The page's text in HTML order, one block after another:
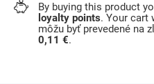
By buying this product
loyalty points. Your cart
môžu byť prevedené na
0,11 €.